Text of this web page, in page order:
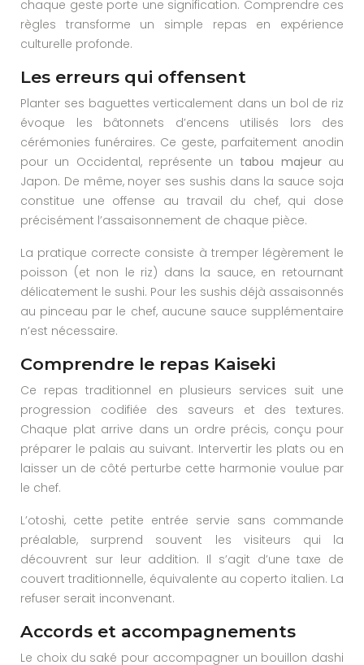
chaque geste porte une signification. Comprendre ces
règles transforme un simple repas en expérience
culturelle profonde.
Les erreurs qui offensent
Planter ses baguettes verticalement dans un bol de riz
évoque les bâtonnets d’encens utilisés lors des
cérémonies funéraires. Ce geste, parfaitement anodin
pour un Occidental, représente un tabou majeurau
Japon. De même, noyer ses sushis dans la sauce soja
constitue une offense au travail du chef, qui dose
précisément l’assaisonnement de chaque pièce.
La pratique correcte consiste à tremper légèrement le
poisson (et non le riz) dans la sauce, en retournant
délicatement le sushi. Pour les sushis déjà assaisonnés
au pinceau par le chef, aucune sauce supplémentaire
n’est nécessaire.
Comprendre le repas Kaiseki
Ce repas traditionnel en plusieurs services suit une
progression codifiée des saveurs et des textures.
Chaque plat arrive dans un ordre précis, conçu pour
préparer le palais au suivant. Intervertir les plats ou en
laisser un de côté perturbe cette harmonie voulue par
le chef.
L’otoshi, cette petite entrée servie sans commande
préalable, surprend souvent les visiteurs qui la
découvrent sur leur addition. Il s’agit d’une taxe de
couvert traditionnelle, équivalente au coperto italien. La
refuser serait inconvenant.
Accords et accompagnements
Le choix du saké pour accompagner un bouillon dashi